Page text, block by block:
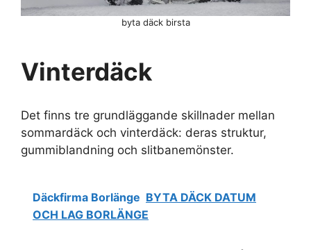
Vinterdäck
Det finns tre grundläggande skillnader mellan
sommardäck och vinterdäck: deras struktur,
gummiblandning och slitbanemönster.
Däckfirma Borlänge BYTA DÄCK DATUM
OCH LAG BORLÄNGE
byta däck birsta